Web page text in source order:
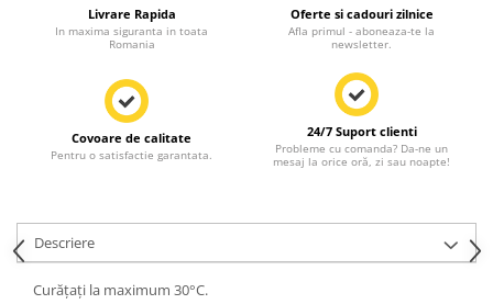
Livrare Rapida
In maxima siguranta in toata
Romania
Oferte si cadouri zilnice
Afla primul - aboneaza-te la
newsletter.
Covoare de calitate
Pentru o satisfactie garantata.
24/7 Suport clienti
Probleme cu comanda? Da-ne un
mesaj la orice oră, zi sau noapte!
Descriere
Curățați la maximum 30°C.